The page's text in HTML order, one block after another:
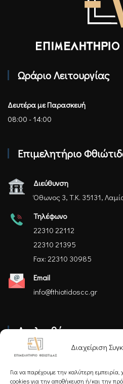
Διαχείριση
Για να παρέχουμε την καλύτερη εμπειρία,
cookies για την αποθήκευση ή/και την
Ωράριο Λειτουργίας
Δευτέρα με Παρασκευή
08:00 - 14:00
Επιμελητήριο
Διεύθυνση
Όθωνος 3, Τ.Κ. 35131,
Τηλέφωνο
22310 22112
22310 21395
Fax: 22310 30985
Email
info@fthiotidoscc.gr
Ακολουθήστε μας